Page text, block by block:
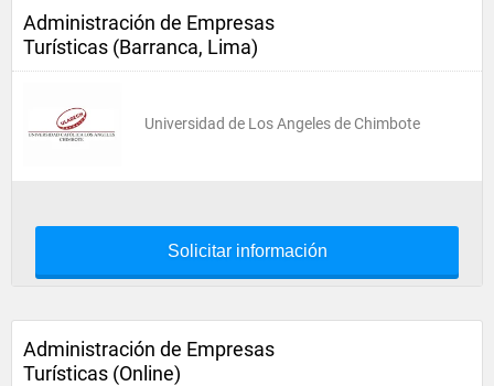
Administración de Empresas
Turísticas (Barranca, Lima)
Universidad de Los Angeles de Chimbote
Solicitar información
Administración de Empresas
Turísticas (Online)